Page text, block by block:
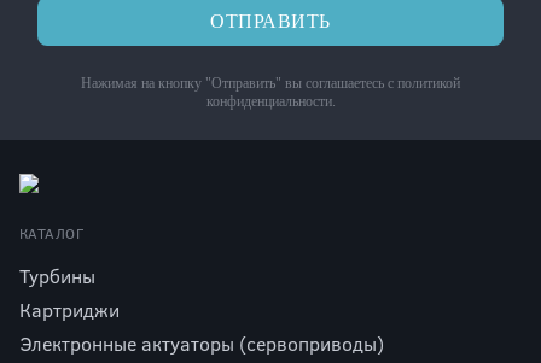
ОТПРАВИТЬ
Нажимая на кнопку "Отправить" вы соглашаетесь с политикой
конфиденциальности.
КАТАЛОГ
Турбины
Картриджи
Электронные актуаторы (сервоприводы)